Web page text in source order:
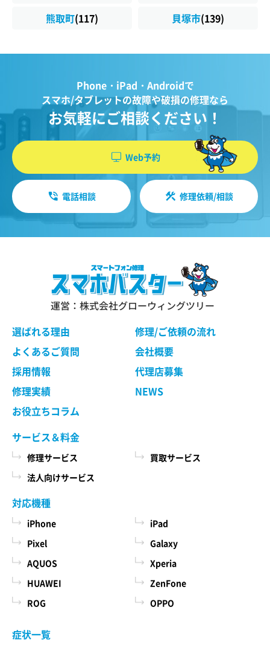
熊取町(117) 貝塚市(139)
Phone・iPad・Androidで
スマホ/タブレットの故障や破損の修理なら
お気軽にご相談ください！
Web予約
電話相談 修理依頼/相談
運営：株式会社グローウィングツリー
選ばれる理由
修理/ご依頼の流れ
よくあるご質問
会社概要
採用情報
代理店募集
修理実績
NEWS
お役立ちコラム
サービス＆料金
修理サービス
買取サービス
法人向けサービス
対応機種
iPhone
iPad
Pixel
Galaxy
AQUOS
Xperia
HUAWEI
ZenFone
ROG
OPPO
症状一覧